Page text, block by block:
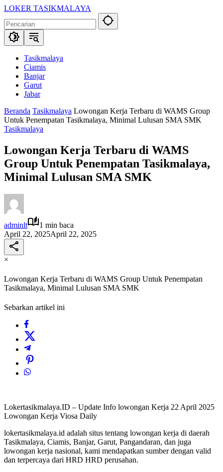
Langsung
konten
LOKER TASIKMALAYA
Lowongan
Kerja
Tasikmalaya
SekitarnaTasikmalaya
Ciamis
Banjar
Garut
Jabar
Beranda Tasikmalaya Lowongan Kerja Terbaru di WAMS Group
Untuk Penempatan Tasikmalaya, Minimal Lulusan SMA SMK
Tasikmalaya
Lowongan Kerja Terbaru di WAMS
Group Untuk Penempatan Tasikmalaya,
Minimal Lulusan SMA SMK
adminlt
1 min baca
April 22, 2025April 22, 2025
×
Lowongan Kerja Terbaru di WAMS Group Untuk Penempatan
Tasikmalaya, Minimal Lulusan SMA SMK
Sebarkan artikel ini
Lokertasikmalaya.ID – Update Info lowongan Kerja 22 April 2025
Lowongan Kerja Viosa Daily
lokertasikmalaya.id adalah situs tentang lowongan kerja di daerah
Tasikmalaya, Ciamis, Banjar, Garut, Pangandaran, dan juga
lowongan kerja nasional, kami mendapatkan sumber dengan valid
dan terpercaya dari HRD HRD perusahan.